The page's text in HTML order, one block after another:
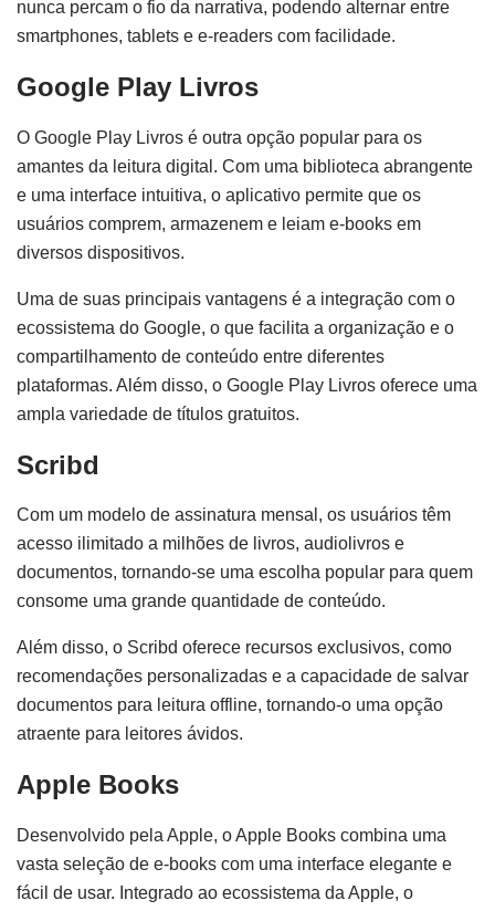
nunca percam o fio da narrativa, podendo alternar entre
smartphones, tablets e e-readers com facilidade.
Google Play Livros
O Google Play Livros é outra opção popular para os
amantes da leitura digital. Com uma biblioteca abrangente
e uma interface intuitiva, o aplicativo permite que os
usuários comprem, armazenem e leiam e-books em
diversos dispositivos.
Uma de suas principais vantagens é a integração com o
ecossistema do Google, o que facilita a organização e o
compartilhamento de conteúdo entre diferentes
plataformas. Além disso, o Google Play Livros oferece uma
ampla variedade de títulos gratuitos.
Scribd
Com um modelo de assinatura mensal, os usuários têm
acesso ilimitado a milhões de livros, audiolivros e
documentos, tornando-se uma escolha popular para quem
consome uma grande quantidade de conteúdo.
Além disso, o Scribd oferece recursos exclusivos, como
recomendações personalizadas e a capacidade de salvar
documentos para leitura offline, tornando-o uma opção
atraente para leitores ávidos.
Apple Books
Desenvolvido pela Apple, o Apple Books combina uma
vasta seleção de e-books com uma interface elegante e
fácil de usar. Integrado ao ecossistema da Apple, o